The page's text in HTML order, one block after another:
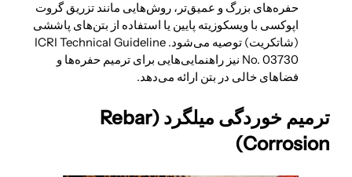
حفره‌های بزرگ و عمیق‌تر، روش‌هایی مانند تزریق گروت
اپوکسی با ویسکوزیته پایین یا استفاده از بتن‌های پاششی
(شاتکریت) توصیه می‌شود. ICRI Technical Guideline
No. 03730 نیز راهنمایی‌هایی برای ترمیم حفره‌ها و
فضاهای خالی در بتن ارائه می‌دهد.
ترمیم خوردگی میلگرد (Rebar
Corrosion)